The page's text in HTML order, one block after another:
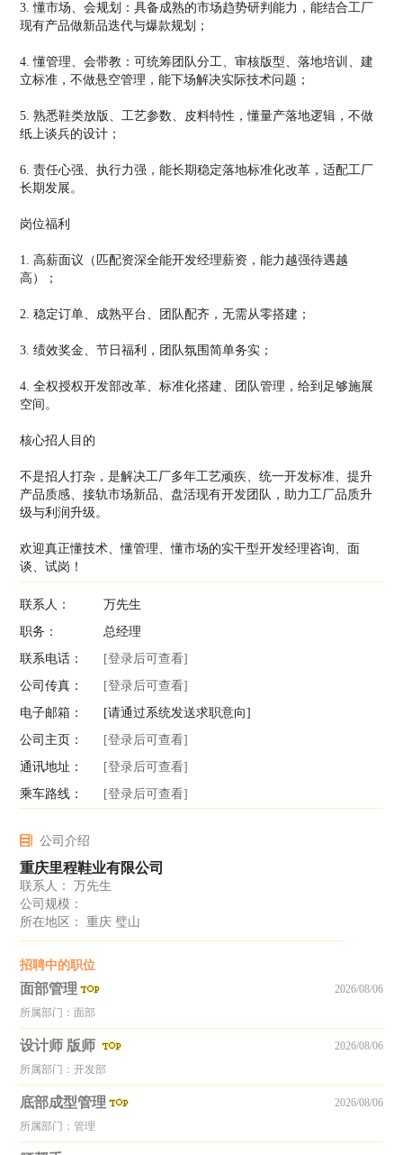
3. 懂市场、会规划：具备成熟的市场趋势研判能力，能结合工厂
现有产品做新品迭代与爆款规划；
4. 懂管理、会带教：可统筹团队分工、审核版型、落地培训、建
立标准，不做悬空管理，能下场解决实际技术问题；
5. 熟悉鞋类放版、工艺参数、皮料特性，懂量产落地逻辑，不做
纸上谈兵的设计；
6. 责任心强、执行力强，能长期稳定落地标准化改革，适配工厂
长期发展。
岗位福利
1. 高薪面议（匹配资深全能开发经理薪资，能力越强待遇越
高）；
2. 稳定订单、成熟平台、团队配齐，无需从零搭建；
3. 绩效奖金、节日福利，团队氛围简单务实；
4. 全权授权开发部改革、标准化搭建、团队管理，给到足够施展
空间。
核心招人目的
不是招人打杂，是解决工厂多年工艺顽疾、统一开发标准、提升
产品质感、接轨市场新品、盘活现有开发团队，助力工厂品质升
级与利润升级。
欢迎真正懂技术、懂管理、懂市场的实干型开发经理咨询、面
谈、试岗！
联系人：
万先生
职务：
总经理
联系电话：
[登录后可查看]
公司传真：
[登录后可查看]
电子邮箱：
[请通过系统发送求职意向]
公司主页：
[登录后可查看]
通讯地址：
[登录后可查看]
乘车路线：
[登录后可查看]
公司介绍
重庆里程鞋业有限公司
联系人： 万先生
公司规模：
所在地区： 重庆 璧山
招聘中的职位
面部管理
所属部门：面部
2026/08/06
设计师 版师
所属部门：开发部
2026/08/06
底部成型管理
所属部门：管理
2026/08/06